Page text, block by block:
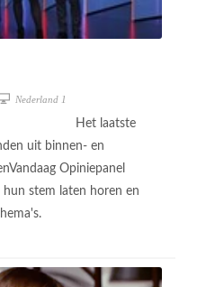
Nederland 1
Het laatste
uit binnen- en
Opiniepanel
stem laten horen en